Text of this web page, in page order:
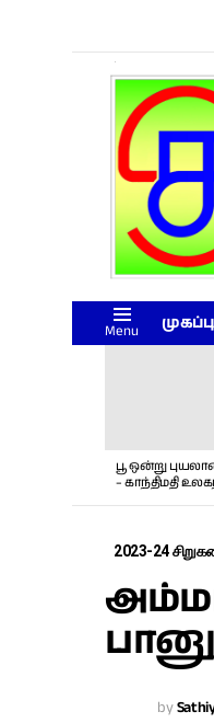
Menu முகப்பு
பூ ஒன்று
– காந்திமதி
2023-24
பானு
by